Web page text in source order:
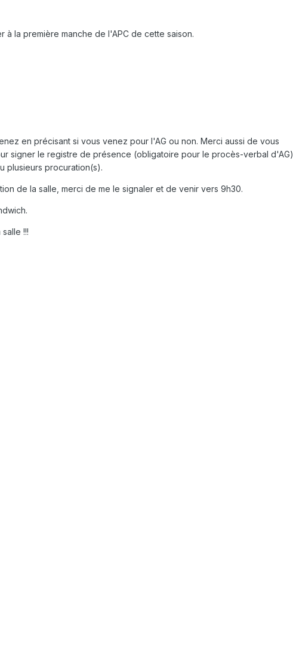
la première manche de l'APC de cette saison.
en précisant si vous venez pour l'AG ou non. Merci aussi de vous
signer le registre de présence (obligatoire pour le procès-verbal d'AG)
plusieurs procuration(s).
de la salle, merci de me le signaler et de venir vers 9h30.
!!!